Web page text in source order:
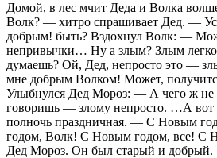
Домой, в лес мчит Деда и Волка
Волк? — хитро спрашивает Дед. —
добрым! быть? Вздохнул Волк: —
непривычки… Ну а злым? Злым
думаешь? Ой, Дед, непросто это —
мне добрым Волком! Может,
Улыбнулся Дед Мороз: — А чего ж не
говоришь — злому непросто. …А вот
полночь праздничная. — С Новым
годом, Волк! С Новым годом, все! С
Дед Мороз. Он был старый и добрый.